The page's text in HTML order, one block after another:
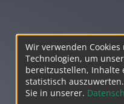
Wir verwenden
Technologien, um
bereitzustellen,
statistisch
Sie in unserer.